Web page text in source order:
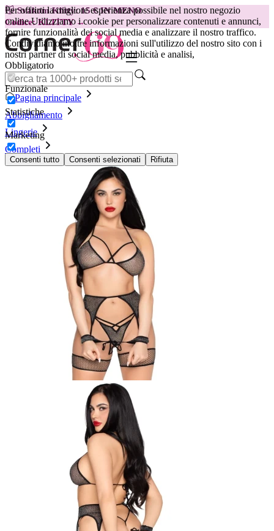
Per offrirti la migliore esperienza possibile nel nostro negozio
online.Utilizziamo i cookie per personalizzare contenuti e annunci,
fornire funzionalità dei social media e analizzare il nostro traffico.
Condividiamo inoltre informazioni sull'utilizzo del nostro sito con i
nostri partner di social media, pubblicità e analisi,
Obbligatorio
Funzionale
Statistiche
Marketing
Consenti tutto Consenti selezionati Rifiuta
😽Svakom Klitty: 15 € IN MENO
Codice: KLITTY →
Pagina principale
Abbigliamento
Lingerie
Completi
Set 4 pezzi Leg Avenue - 89362, nero